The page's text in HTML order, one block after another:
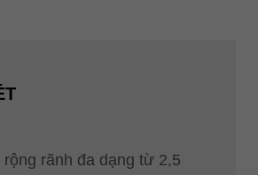
rộng rãnh đa dạng từ 2,5